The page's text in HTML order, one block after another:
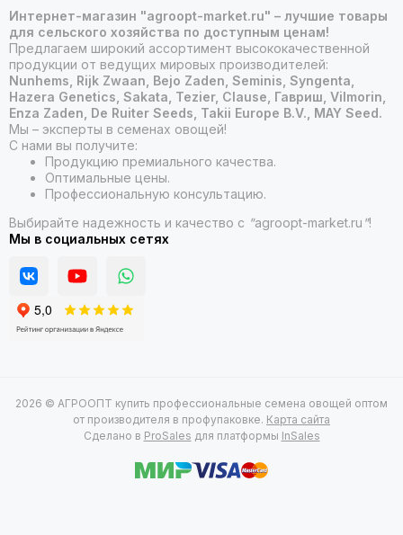
Интернет-магазин "agroopt-market.ru" – лучшие товары
для сельского хозяйства по доступным ценам!
Предлагаем широкий ассортимент высококачественной
продукции от ведущих мировых производителей:
Nunhems, Rijk Zwaan, Bejo Zaden, Seminis, Syngenta,
Hazera Genetics, Sakata, Tezier, Clause, Гавриш, Vilmorin,
Enza Zaden, De Ruiter Seeds, Takii Europe B.V., MAY Seed.
Мы – эксперты в семенах овощей!
С нами вы получите:
Продукцию премиального качества.
Оптимальные цены.
Профессиональную консультацию.
Выбирайте надежность и качество с "agroopt-market.ru "!
Мы в социальных сетях
2026 © АГРООПТ купить профессиональные семена овощей оптом
от производителя в профупаковке. Карта сайта
Сделано в ProSales для платформы InSales